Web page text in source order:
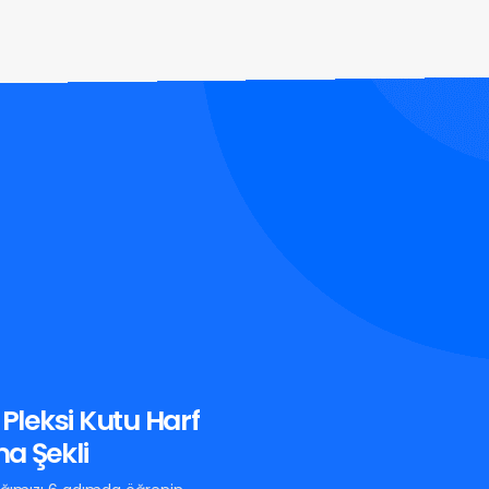
Kutu Harf
Şekli